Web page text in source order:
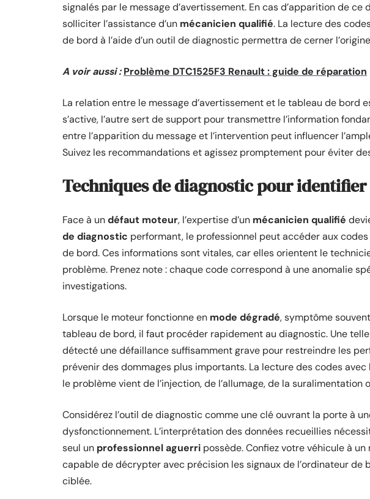
signalés par le message d’avertissement. En cas d’apparition de ce
solliciter l’assistance d’un mécanicien qualifié. La lecture des
de bord à l’aide d’un outil de diagnostic permettra de cerner
A voir aussi : Problème DTC1525F3 Renault : guide de réparation
La relation entre le message d’avertissement et le tableau de bord
s’active, l’autre sert de support pour transmettre l’information
entre l’apparition du message et l’intervention peut influencer
Suivez les recommandations et agissez promptement pour éviter
Techniques de diagnostic pour identifier
Face à undéfaut moteur, l’expertise d’un mécanicien qualifié
de diagnostic performant, le professionnel peut accéder aux
de bord. Ces informations sont vitales, car elles orientent le
problème. Prenez note : chaque code correspond à une anomalie
investigations.
Lorsque le moteur fonctionne en mode dégradé, symptôme
tableau de bord, il faut procéder rapidement au diagnostic. Une
détecté une défaillance suffisamment grave pour restreindre les
prévenir des dommages plus importants. La lecture des codes
le problème vient de l’injection, de l’allumage, de la suralimentation
Considérez l’outil de diagnostic comme une clé ouvrant la porte à
dysfonctionnement. L’interprétation des données recueillies
seul un professionnel aguerri possède. Confiez votre véhicule à
capable de décrypter avec précision les signaux de l’ordinateur
ciblée.